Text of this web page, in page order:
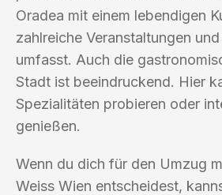
Oradea mit einem lebendigen
zahlreiche Veranstaltungen
umfasst. Auch die
Stadt ist beeindruckend. Hier
Spezialitäten probieren oder
genießen.
Wenn du dich für den Umzug
Weiss Wien entscheidest,